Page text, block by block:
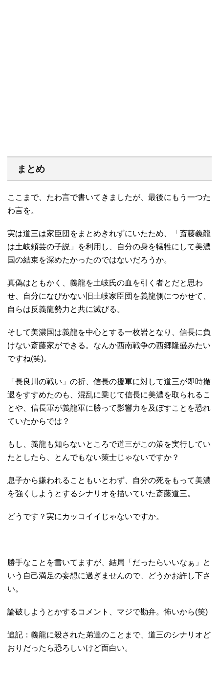
まとめ
ここまで、たわ言で書いてきましたが、最後にもう一つた
わ言を。
実は道三は家臣団をまとめきれずにいたため、「斎藤義龍
は土岐頼芸の子説」を利用し、自分の身を犠牲にして美濃
国の結束を深めたかったのではないだろうか。
真偽はともかく、義龍を土岐氏の血を引く者とだと思わ
せ、自分になびかない旧土岐家臣団を義龍側につかせて、
自らは反義龍勢力と共に滅びる。
そして美濃国は義龍を中心とする一枚岩となり、信長に負
けない斎藤家ができる。なんか西南戦争の西郷隆盛みたい
ですね(笑)。
「長良川の戦い」の折、信長の援軍に対して道三が即時撤
退をすすめたのも、混乱に乗じて信長に美濃を取られるこ
とや、信長軍が義龍軍に勝って影響力を及ぼすことを恐れ
ていたからでは？
もし、義龍も知らないところで道三がこの策を実行してい
たとしたら、とんでもない策士じゃないですか？
息子から嫌われることもいとわず、自分の死をもって美濃
を強くしようとするシナリオを描いていた斎藤道三。
どうです？実にカッコイイじゃないですか。
勝手なことを書いてますが、結局「だったらいいなぁ」と
いう自己満足の妄想に過ぎませんので、どうかお許し下さ
い。
論破しようとかするコメント、マジで勘弁。怖いから(笑)
追記：義龍に殺された弟達のことまで、道三のシナリオど
おりだったら恐ろしいけど面白い。